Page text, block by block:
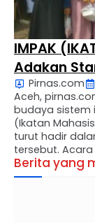
IMPAK
Adakan
Budaya
Pirnas.com
Aceh,
budaya sistem
(Ikatan
turut hadir
tersebut.
Desember
Kecamatan
Berita yang